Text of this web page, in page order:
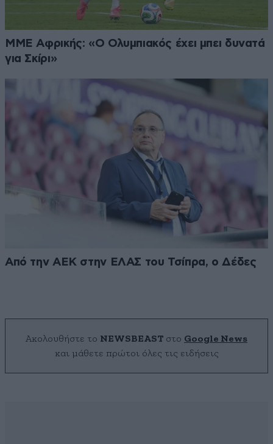
ΜΜΕ Αφρικής: «Ο Ολυμπιακός έχει μπει δυνατά
για Σκίρι»
Από την ΑΕΚ στην ΕΛΑΣ του Τσίπρα, ο Δέδες
Ακολουθήστε το NEWSBEAST στο Google News
και μάθετε πρώτοι όλες τις ειδήσεις